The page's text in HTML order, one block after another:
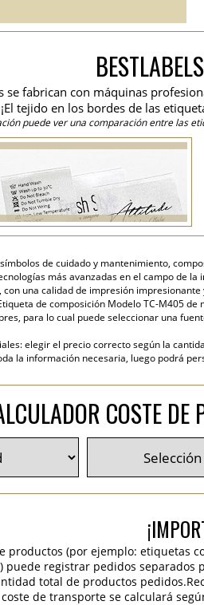
se fabrican con máquinas
¡El tejido en los bordes de las
puede ver una comparación entre las
de cuidado y mantenimiento,
más avanzadas en el campo de
una calidad de impresión
de composición Modelo TC-M405
para lo cual puede seleccionar una
elegir el precio correcto según la
la información necesaria, luego podrá
COSTE DE
productos (por ejemplo: etiquetas
puede registrar pedidos
total de productos
coste de transporte se calculará